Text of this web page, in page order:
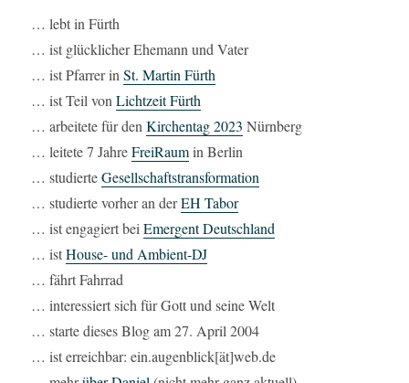
… lebt in Fürth
… ist glücklicher Ehemann und Vater
… ist Pfarrer inSt. Martin Fürth
… ist Teil vonLichtzeit Fürth
… arbeitete für denKirchentag 2023 Nürnberg
… leitete 7 JahreFreiRaumin Berlin
… studierteGesellschaftstransformation
… studierte vorher an derEH Tabor
… ist engagiert beiEmergent Deutschland
… istHouse- und Ambient-DJ
… fährt Fahrrad
… interessiert sich für Gott und seine Welt
… starte dieses Blog am 27. April 2004
… ist erreichbar: ein.augenblick[ät]web.de